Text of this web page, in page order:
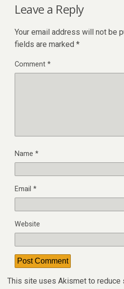
Leave a Reply
Your email address will not be
fields are marked *
Comment*
Name *
Email *
Website
This site uses Akismet to reduce